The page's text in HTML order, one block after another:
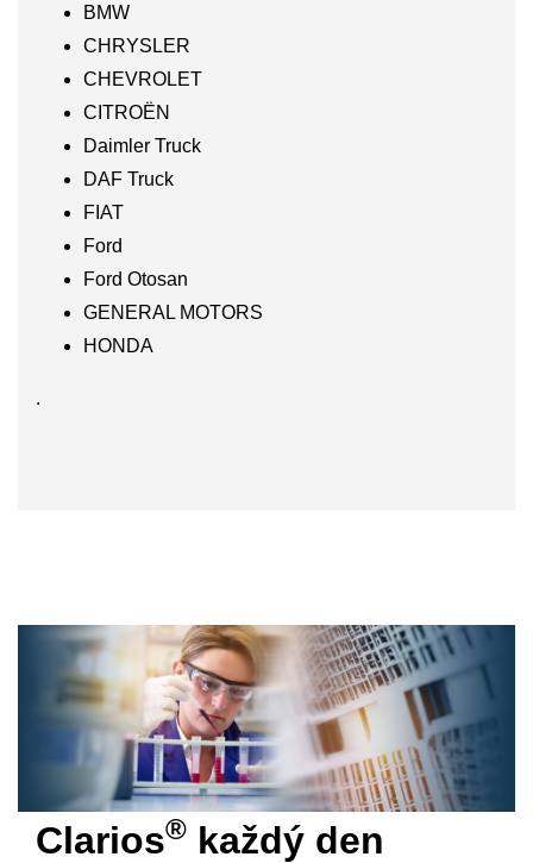
BMW
CHRYSLER
CHEVROLET
CITROËN
Daimler Truck
DAF Truck
FIAT
Ford
Ford Otosan
GENERAL MOTORS
HONDA
.
Clarios® každý den